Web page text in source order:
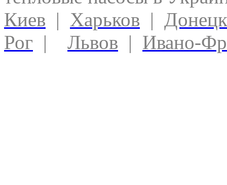
Киев | Харьков | Донецк
Рог | Львов | Ивано-